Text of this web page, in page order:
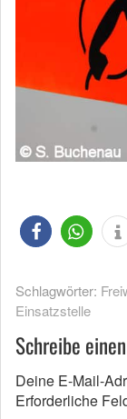
Schlagwörter:
Einsatzstelle
Schreibe
Deine E-Mail-
Erforderliche